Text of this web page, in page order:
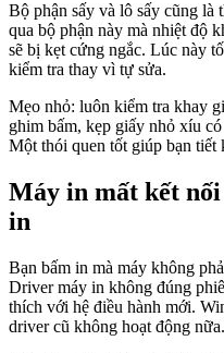
Bộ phận sấy và lô sấy cũng
qua bộ phận này mà nhiệt độ
sẽ bị kẹt cứng ngắc. Lúc này
kiểm tra thay vì tự sửa.
Mẹo nhỏ: luôn kiểm tra khay
ghim bấm, kẹp giấy nhỏ xíu
Một thói quen tốt giúp bạn tiết
Máy in mất kết
in
Bạn bấm in mà máy không
Driver máy in không đúng
thích với hệ điều hành mới.
driver cũ không hoạt động nữa.